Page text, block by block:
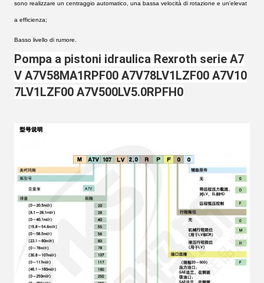
sono realizzare un centraggio automatico, una bassa velocità di rotazione e un'elevat
a efficienza;
Basso livello di rumore.
Pompa a pistoni idraulica Rexroth serie A7
V A7V58MA1RPF00 A7V78LV1LZF00 A7V10
7LV1LZF00 A7V500LV5.0RPFH0